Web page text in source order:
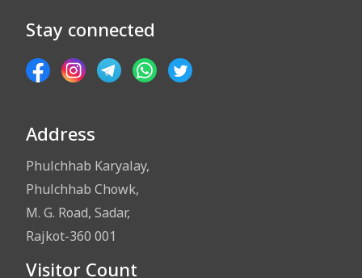
Stay connected
Address
Phulchhab Karyalay,
Phulchhab Chowk,
M. G. Road, Sadar,
Rajkot-360 001
Visitor Count